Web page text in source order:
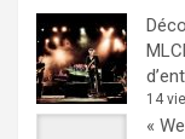
14
«